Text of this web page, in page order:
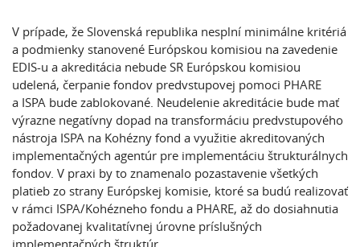
V prípade, že Slovenská republika nesplní minimálne kritériá
a podmienky stanovené Európskou komisiou na zavedenie
EDIS-u a akreditácia nebude SR Európskou komisiou
udelená, čerpanie fondov predvstupovej pomoci PHARE
a ISPA bude zablokované. Neudelenie akreditácie bude mať
výrazne negatívny dopad na transformáciu predvstupového
nástroja ISPA na Kohézny fond a využitie akreditovaných
implementačných agentúr pre implementáciu štrukturálnych
fondov. V praxi by to znamenalo pozastavenie všetkých
platieb zo strany Európskej komisie, ktoré sa budú realizovať
v rámci ISPA/Kohézneho fondu a PHARE, až do dosiahnutia
požadovanej kvalitatívnej úrovne príslušných
implementačných štruktúr.